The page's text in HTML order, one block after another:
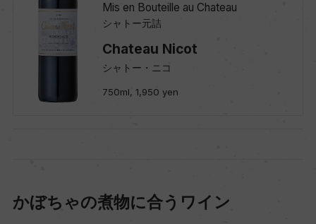
Mis en Bouteille au Chateau
シャトー元詰
Chateau Nicot
シャトー・ニコ
750ml, 1,950 yen
かぼちゃの煮物に合うワイン